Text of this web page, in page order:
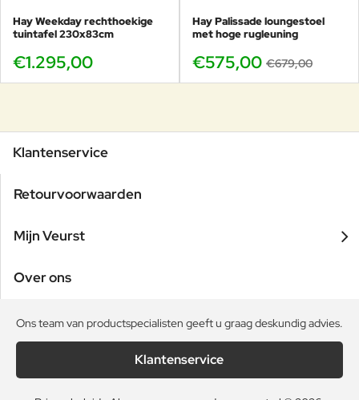
Hay Weekday rechthoekige
tuintafel 230x83cm
€1.295,00
Hay Palissade loungestoel
met hoge rugleuning
€575,00 €679,00
Klantenservice
Retourvoorwaarden
Mijn Veurst
Over ons
Ons team van productspecialisten geeft u graag deskundig advies.
Klantenservice